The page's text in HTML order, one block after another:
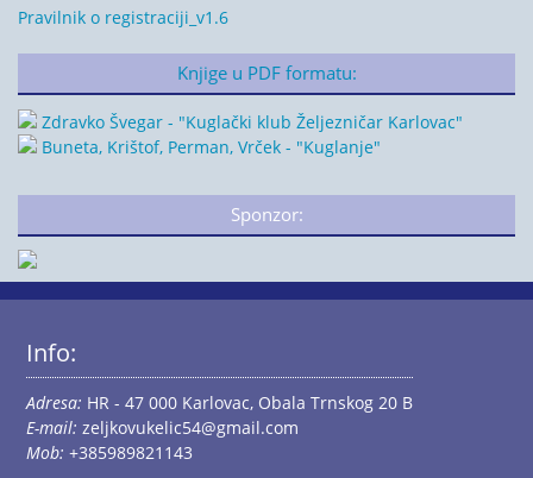
Pravilnik o registraciji_v1.6
Knjige u PDF formatu:
Zdravko Švegar - "Kuglački klub Željezničar Karlovac"
Buneta, Krištof, Perman, Vrček - "Kuglanje"
Sponzor:
Info:
Adresa: HR - 47 000 Karlovac, Obala Trnskog 20 B
E-mail: zeljkovukelic54@gmail.com
Mob: +385989821143